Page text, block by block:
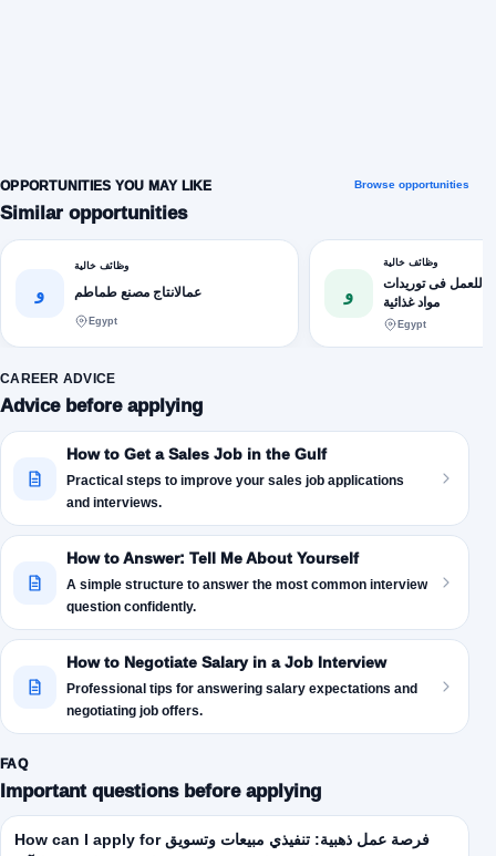
OPPORTUNITIES YOU MAY LIKE
Similar opportunities
Browse opportunities
و
وظائف خالية
عمالانتاج مصنع طماطم
Egypt
و
وظائف خالية
للعمل فى توريدات
مواد غذائية
Egypt
CAREER ADVICE
Advice before applying
How to Get a Sales Job in the Gulf
Practical steps to improve your sales job applications
and interviews.
How to Answer: Tell Me About Yourself
A simple structure to answer the most common interview
question confidently.
How to Negotiate Salary in a Job Interview
Professional tips for answering salary expectations and
negotiating job offers.
FAQ
Important questions before applying
How can I apply for فرصة عمل ذهبية: تنفيذي مبيعات وتسويق